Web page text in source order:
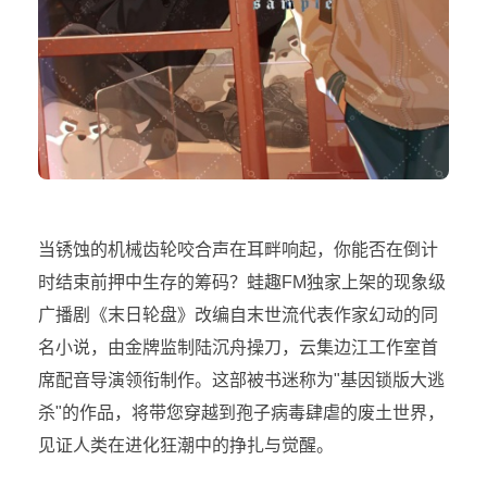
当锈蚀的机械齿轮咬合声在耳畔响起，你能否在倒计
时结束前押中生存的筹码？蛙趣FM独家上架的现象级
广播剧《末日轮盘》改编自末世流代表作家幻动的同
名小说，由金牌监制陆沉舟操刀，云集边江工作室首
席配音导演领衔制作。这部被书迷称为"基因锁版大逃
杀"的作品，将带您穿越到孢子病毒肆虐的废土世界，
见证人类在进化狂潮中的挣扎与觉醒。